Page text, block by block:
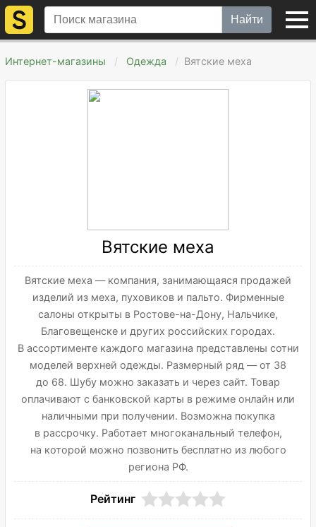
Найти
Интернет-магазины Одежда Вятские меха
Вятские меха
Вятские меха — компания, занимающаяся продажей
изделий из меха, пуховиков и пальто. Фирменные
салоны открыты в Ростове-на-Дону, Нальчике,
Благовещенске и других российских городах.
В ассортименте каждого магазина представлены сотни
моделей верхней одежды. Размерный ряд — от 38
до 68. Шубу можно заказать и через сайт. Товар
оплачивают с банковской карты в режиме онлайн или
наличными при получении. Возможна покупка
в рассрочку. Работает многоканальный телефон,
на которой можно позвонить бесплатно из любого
региона РФ.
Рейтинг